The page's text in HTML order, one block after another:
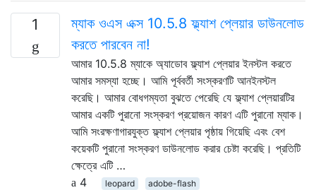
1
ম্যাক ওএস এক্স 10.5.8 ফ্ল্যাশ প্লেয়ার ডাউনলোড
করতে পারবেন না!
আমার 10.5.8 ম্যাকে অ্যাডোব ফ্ল্যাশ প্লেয়ার ইনস্টল করতে
আমার সমস্যা হচ্ছে। আমি পূর্ববর্তী সংস্করণটি আনইনস্টল
করেছি। আমার বোধগম্যতা বুঝতে পেরেছি যে ফ্ল্যাশ প্লেয়ারটির
আমার একটি পুরানো সংস্করণ প্রয়োজন কারণ এটি পুরানো ম্যাক।
আমি সংরক্ষণাগারযুক্ত ফ্ল্যাশ প্লেয়ার পৃষ্ঠায় গিয়েছি এবং বেশ
কয়েকটি পুরানো সংস্করণ ডাউনলোড করার চেষ্টা করেছি। প্রতিটি
ক্ষেত্রে এটি …
4
leopard adobe-flash